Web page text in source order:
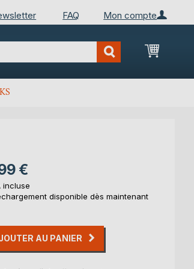
Mon compte
FAQ
Mon
€
incluse
disponible dès maintenant
AU PANIER